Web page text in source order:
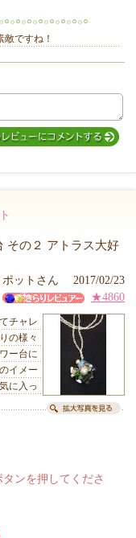
ですね！
その２ アトラス大好
ポットさん 2017/02/23
★4860
チャレ
の様々
ー台に
イメー
に入っ
ンを押してくださ